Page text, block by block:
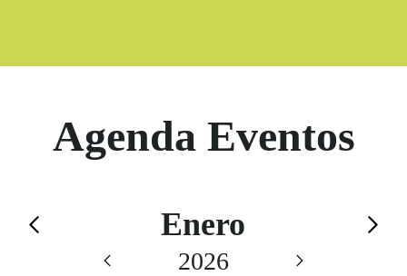
Agenda Eventos
Calendario de Enero
Saltar el calendario
Enero
2026